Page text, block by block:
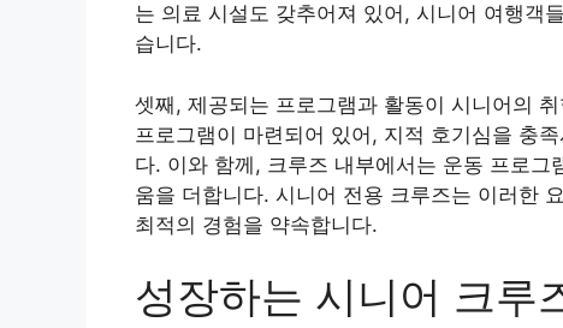
는 의료 시설도 갖추어져 있어, 시니어 여행객
습니다.
셋째, 제공되는 프로그램과 활동이 시니어의
프로그램이 마련되어 있어, 지적 호기심을 충
다. 이와 함께, 크루즈 내부에서는 운동 프로
움을 더합니다. 시니어 전용 크루즈는 이러한
최적의 경험을 약속합니다.
성장하는 시니어 크루